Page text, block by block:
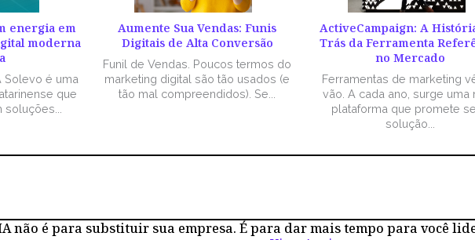
energia em
moderna
Solevo é uma
que
soluções...
Aumente Sua Vendas: Funis
Digitais de Alta Conversão
Funil de Vendas. Poucos termos do
marketing digital são tão usados (e
tão mal compreendidos). Se...
ActiveCampaign: A
Trás da Ferramenta
no Mercado
Ferramentas de marketing
vão. A cada ano, surge uma
plataforma que promete
solução...
não é para substituir sua empresa. É para dar mais tempo para você